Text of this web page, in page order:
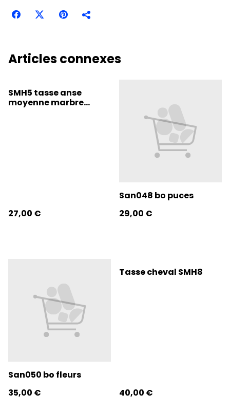
Articles connexes
SMH5 tasse anse
moyenne marbre
27,00 €
San048 bo puces
29,00 €
San050 bo fleurs
35,00 €
Tasse cheval SMH8
40,00 €